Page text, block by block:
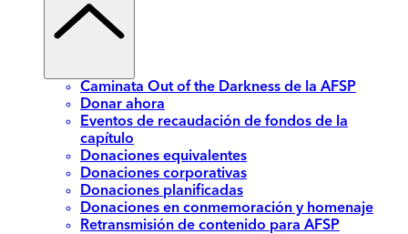
Caminata Out of the Darkness de la AFSP
Donar ahora
Eventos de recaudación de fondos de la
capítulo
Donaciones equivalentes
Donaciones corporativas
Donaciones planificadas
Donaciones en conmemoración y homenaje
Retransmisión de contenido para AFSP